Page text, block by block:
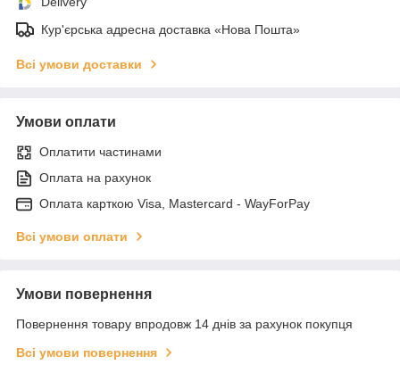
Кур'єрська адресна доставка «Нова Пошта»
Всі умови доставки
Умови оплати
Оплатити частинами
Оплата на рахунок
Оплата карткою Visa, Mastercard - WayForPay
Всі умови оплати
Умови повернення
Повернення товару впродовж 14 днів за рахунок покупця
Всі умови повернення